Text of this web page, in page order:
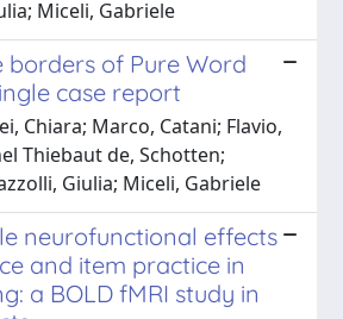
Miceli, Gabriele
borders of Pure Word
case report
Chiara; Marco, Catani; Flavio,
Thiebaut de, Schotten;
Giulia; Miceli, Gabriele
neurofunctional effects
and item practice in
a BOLD fMRI study in